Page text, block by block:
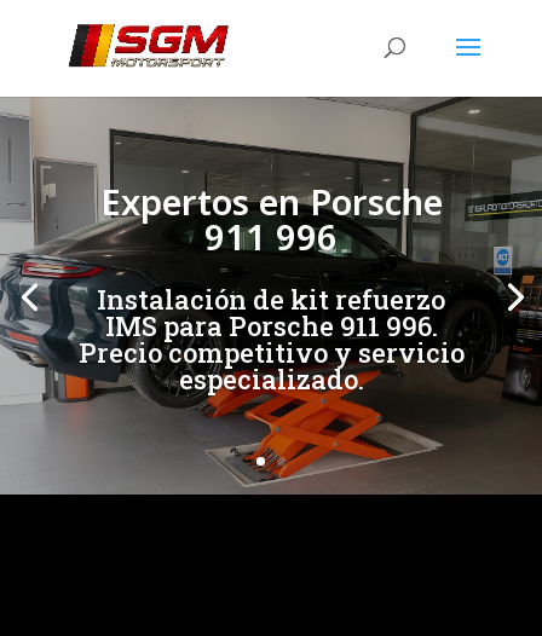
Expertos en Porsche
911 996
Instalación de kit refuerzo
IMS para Porsche 911 996.
Precio competitivo y servicio
especializado.
[/et_pb_slide]